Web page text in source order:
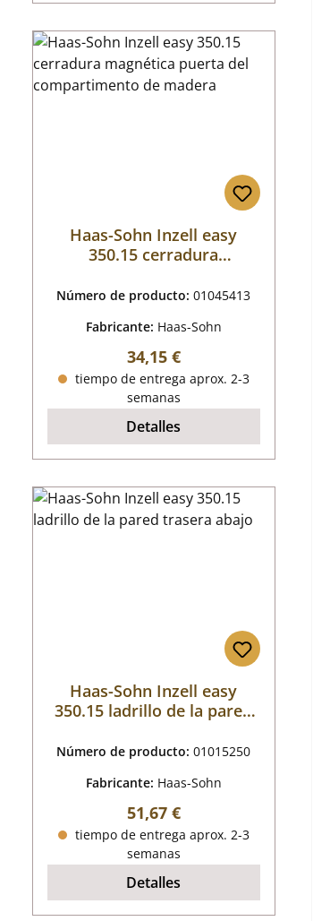
Haas-Sohn Inzell easy
350.15 cerradura
compartimento de madera
Número de producto:01045413
Fabricante: Haas-Sohn
Precio normal:
34,15 €
tiempo de entrega aprox. 2-3
semanas
Detalles
Haas-Sohn Inzell easy
350.15 ladrillo de la pared
Número de producto:01015250
Fabricante: Haas-Sohn
Precio normal:
51,67 €
tiempo de entrega aprox. 2-3
semanas
Detalles